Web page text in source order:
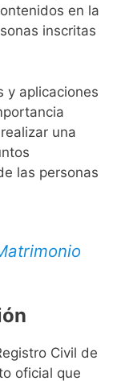
en la
inscritas
y aplicaciones
una
las personas
Civil de
oficial que